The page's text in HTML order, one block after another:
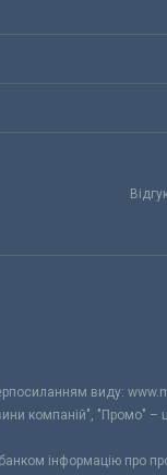
виду:
компаній", "Промо" –
інформацію про